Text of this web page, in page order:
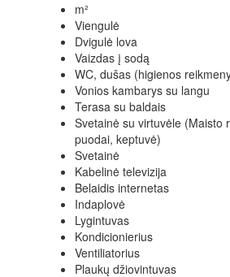
m²
Viengulė
Dvigulė lova
Vaizdas į sodą
WC, dušas (higienos
Vonios kambarys su langu
Terasa su baldais
Svetainė su virtuvėle (Maisto
puodai, keptuvė)
Svetainė
Kabelinė televizija
Belaidis internetas
Indaplovė
Lygintuvas
Kondicionierius
Ventiliatorius
Plaukų džiovintuvas